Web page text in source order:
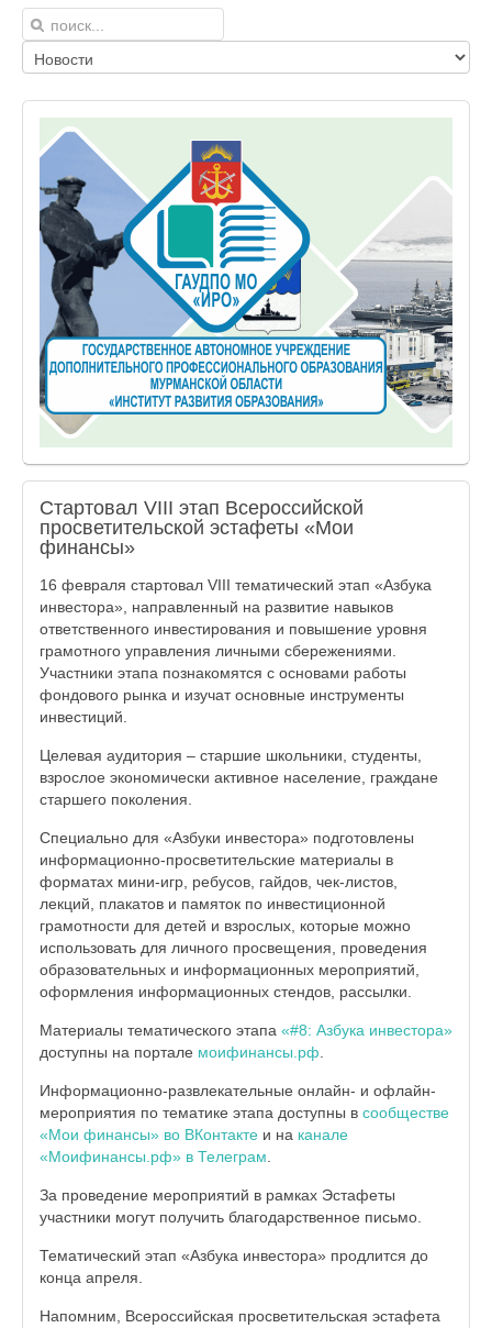
Стартовал VIII этап Всероссийской
просветительской эстафеты «Мои
финансы»
16 февраля стартовал VIII тематический этап «Азбука
инвестора», направленный на развитие навыков
ответственного инвестирования и повышение уровня
грамотного управления личными сбережениями.
Участники этапа познакомятся с основами работы
фондового рынка и изучат основные инструменты
инвестиций.
Целевая аудитория – старшие школьники, студенты,
взрослое экономически активное население, граждане
старшего поколения.
Специально для «Азбуки инвестора» подготовлены
информационно-просветительские материалы в
форматах мини-игр, ребусов, гайдов, чек-листов,
лекций, плакатов и памяток по инвестиционной
грамотности для детей и взрослых, которые можно
использовать для личного просвещения, проведения
образовательных и информационных мероприятий,
оформления информационных стендов, рассылки.
Материалы тематического этапа «#8: Азбука инвестора»
доступны на портале моифинансы.рф
Информационно-развлекательные онлайн- и офлайн-
мероприятия по тематике этапа доступны в сообществе
«Мои финансы» во ВКонтакте и на канале
«Моифинансы.рф» в Телеграм
За проведение мероприятий в рамках Эстафеты
участники могут получить благодарственное письмо.
Тематический этап «Азбука инвестора» продлится до
конца апреля.
Напомним, Всероссийская просветительская эстафета